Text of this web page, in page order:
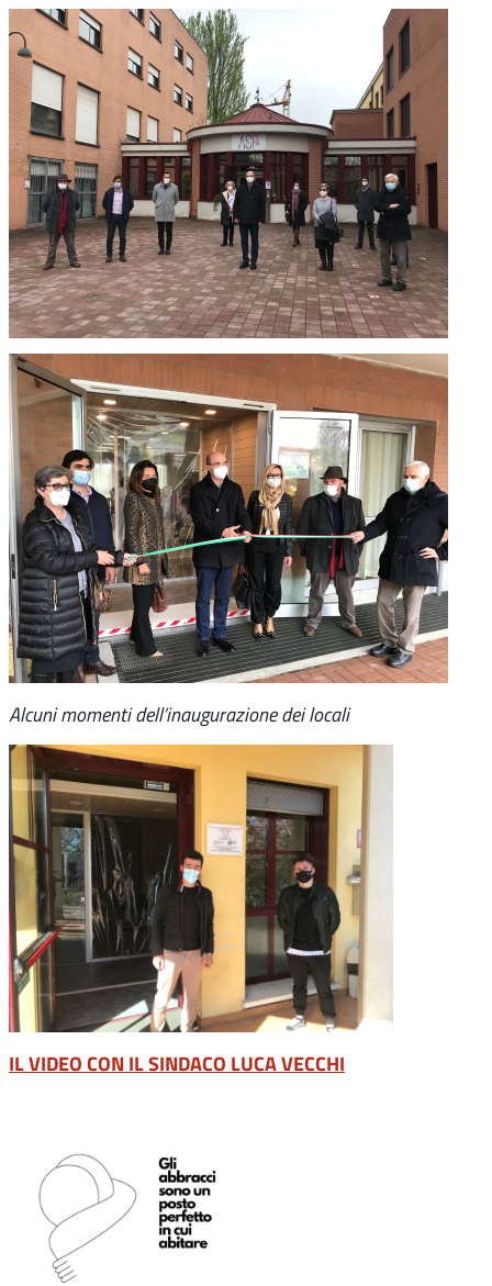
Alcuni momenti dell’inaugurazione dei locali
IL VIDEO CON IL SINDACO LUCA VECCHI